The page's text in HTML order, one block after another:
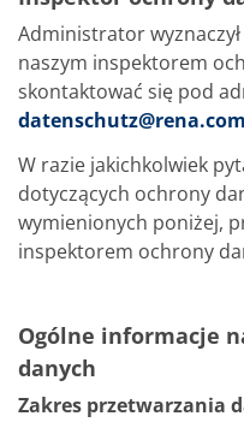
Administrator
naszym inspektorem
skontaktować się pod
datenschutz@rena.com
W razie jakichkolwiek
dotyczących ochrony
wymienionych poniżej,
inspektorem ochrony
Ogólne informacje
danych
Zakres przetwarzania